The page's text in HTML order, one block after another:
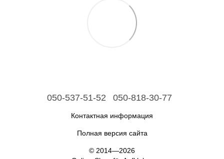
050-537-51-52 050-818-30-77
Контактная информация
Полная версия сайта
© 2014—2026